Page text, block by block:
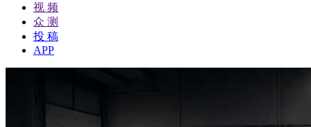
视 频
众 测
投 稿
APP